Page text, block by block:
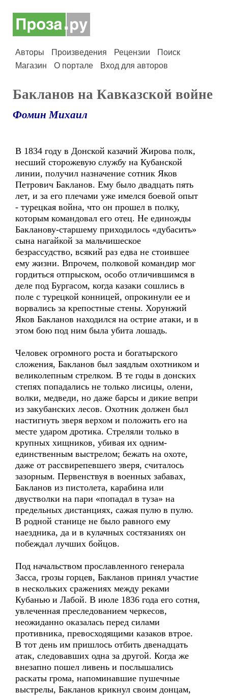
Авторы Произведения Рецензии
Поиск
Магазин
О портале Вход для авторов
Бакланов на Кавказской войне
Фомин Михаил
В 1834 году в Донской казачий Жирова полк,
несший сторожевую службу на Кубанской
линии, получил назначение сотник Яков
Петрович Бакланов. Ему было двадцать пять
лет, и за его плечами уже имелся боевой опыт
- турецкая война, что он прошел в полку,
которым командовал его отец. Не единожды
Бакланову-старшему приходилось «дубасить»
сына нагайкой за мальчишеское
безрассудство, всякий раз едва не стоившее
ему жизни. Впрочем, полковой командир мог
гордиться отпрыском, особо отличившимся в
деле под Бургасом, когда казаки сошлись в
поле с турецкой конницей, опрокинули ее и
ворвались за крепостные стены. Хорунжий
Яков Бакланов находился на острие атаки, и в
этом бою под ним была убита лошадь.
Человек огромного роста и богатырского
сложения, Бакланов был заядлым охотником и
великолепным стрелком. В те годы в донских
степях попадались не только лисицы, олени,
волки, медведи, но даже барсы и дикие вепри
из закубанских лесов. Охотник должен был
настигнуть зверя верхом и положить его на
месте ударом дротика. Стреляли только в
крупных хищников, убивая их одним-
единственным выстрелом; бежать на охоте,
даже от рассвирепевшего зверя, считалось
зазорным. Первенствуя в военных забавах,
Бакланов из пистолета, карабина или
двустволки на пари «попадал в туза» на
предельных дистанциях, сажая пулю в пулю.
В родной станице не было равного ему
наездника, да и в кулачных состязаниях он
побеждал лучших бойцов.
Под начальством прославленного генерала
Засса, грозы горцев, Бакланов принял участие
в нескольких сражениях между реками
Кубанью и Лабой. В июле 1836 года его сотня,
увлеченная преследованием черкесов,
неожиданно оказалась перед силами
противника, превосходящими казаков втрое.
В тот день им пришлось отбить двенадцать
атак, следовавших одна за другой. Когда же
внезапно пошел ливень и послышались
раскаты грома, напоминавшие пушечные
выстрелы, Бакланов крикнул своим донцам,